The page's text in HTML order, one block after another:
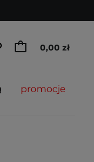
0,00 zł
promocje